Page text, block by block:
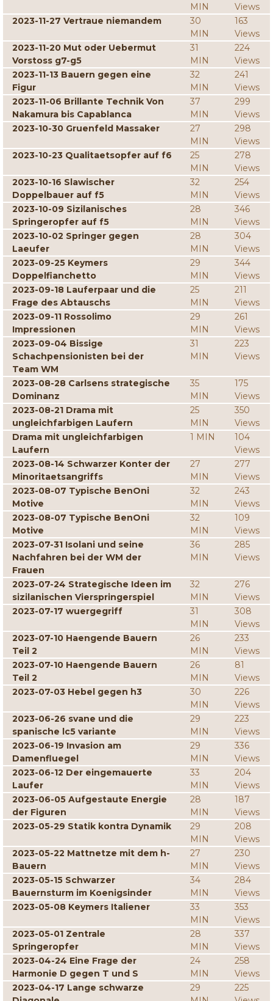
MIN
Views
2023-11-27 Vertraue niemandem
30
MIN
163
Views
2023-11-20 Mut oder Uebermut
Vorstoss g7-g5
31
MIN
224
Views
2023-11-13 Bauern gegen eine
Figur
32
MIN
241
Views
2023-11-06 Brillante Technik Von
Nakamura bis Capablanca
37
MIN
299
Views
2023-10-30 Gruenfeld Massaker
27
MIN
298
Views
2023-10-23 Qualitaetsopfer auf f6
25
MIN
278
Views
2023-10-16 Slawischer
Doppelbauer auf f5
32
MIN
254
Views
2023-10-09 Sizilanisches
Springeropfer auf f5
28
MIN
346
Views
2023-10-02 Springer gegen
Laeufer
28
MIN
304
Views
2023-09-25 Keymers
Doppelfianchetto
29
MIN
344
Views
2023-09-18 Lauferpaar und die
Frage des Abtauschs
25
MIN
211
Views
2023-09-11 Rossolimo
Impressionen
29
MIN
261
Views
2023-09-04 Bissige
Schachpensionisten bei der
Team WM
31
MIN
223
Views
2023-08-28 Carlsens strategische
Dominanz
35
MIN
175
Views
2023-08-21 Drama mit
ungleichfarbigen Laufern
25
MIN
350
Views
Drama mit ungleichfarbigen
Laufern
1 MIN
104
Views
2023-08-14 Schwarzer Konter der
Minoritaetsangriffs
27
MIN
277
Views
2023-08-07 Typische BenOni
Motive
32
MIN
243
Views
2023-08-07 Typische BenOni
Motive
32
MIN
109
Views
2023-07-31 Isolani und seine
Nachfahren bei der WM der
Frauen
36
MIN
285
Views
2023-07-24 Strategische Ideen im
sizilanischen Vierspringerspiel
32
MIN
276
Views
2023-07-17 wuergegriff
31
MIN
308
Views
2023-07-10 Haengende Bauern
Teil 2
26
MIN
233
Views
2023-07-10 Haengende Bauern
Teil 2
26
MIN
81
Views
2023-07-03 Hebel gegen h3
30
MIN
226
Views
2023-06-26 svane und die
spanische lc5 variante
29
MIN
223
Views
2023-06-19 Invasion am
Damenfluegel
29
MIN
336
Views
2023-06-12 Der eingemauerte
Laufer
33
MIN
204
Views
2023-06-05 Aufgestaute Energie
der Figuren
28
MIN
187
Views
2023-05-29 Statik kontra Dynamik
29
MIN
208
Views
2023-05-22 Mattnetze mit dem h-
Bauern
27
MIN
230
Views
2023-05-15 Schwarzer
Bauernsturm im Koenigsinder
34
MIN
284
Views
2023-05-08 Keymers Italiener
33
MIN
353
Views
2023-05-01 Zentrale
Springeropfer
28
MIN
337
Views
2023-04-24 Eine Frage der
Harmonie D gegen T und S
24
MIN
258
Views
2023-04-17 Lange schwarze
29
225